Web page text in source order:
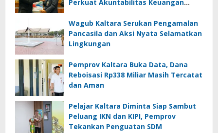
Perkuat Akuntabilitas Keuangan
Wagub Kaltara Serukan Pengamalan
Pancasila dan Aksi Nyata Selamatkan
Lingkungan
Pemprov Kaltara Buka Data, Dana
Reboisasi Rp338 Miliar Masih Tercatat
dan Aman
Pelajar Kaltara Diminta Siap Sambut
Peluang IKN dan KIPI, Pemprov
Tekankan Penguatan SDM